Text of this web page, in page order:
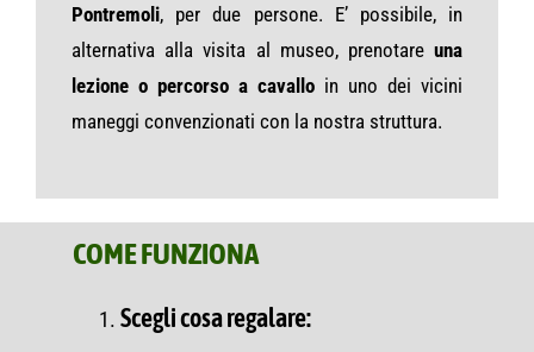
Pontremoli, per due persone. E’ possibile, in
alternativa alla visita al museo, prenotareuna
lezione o percorso a cavallo in uno dei vicini
maneggi convenzionati con la nostra struttura.
COME FUNZIONA
Scegli cosa regalare: